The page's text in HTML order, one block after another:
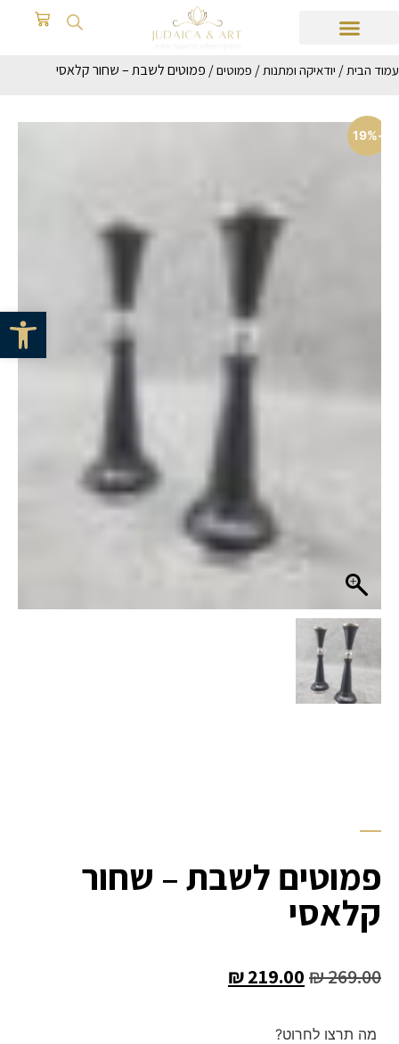
פתח
עמוד הבית/ יודאיקה ומתנות/ פמוטים/ פמוטים לשבת – שחור קלאסי
-19%
פמוטים לשבת – שחור
קלאסי
₪269.00
₪219.00
מה תרצו לחרוט?